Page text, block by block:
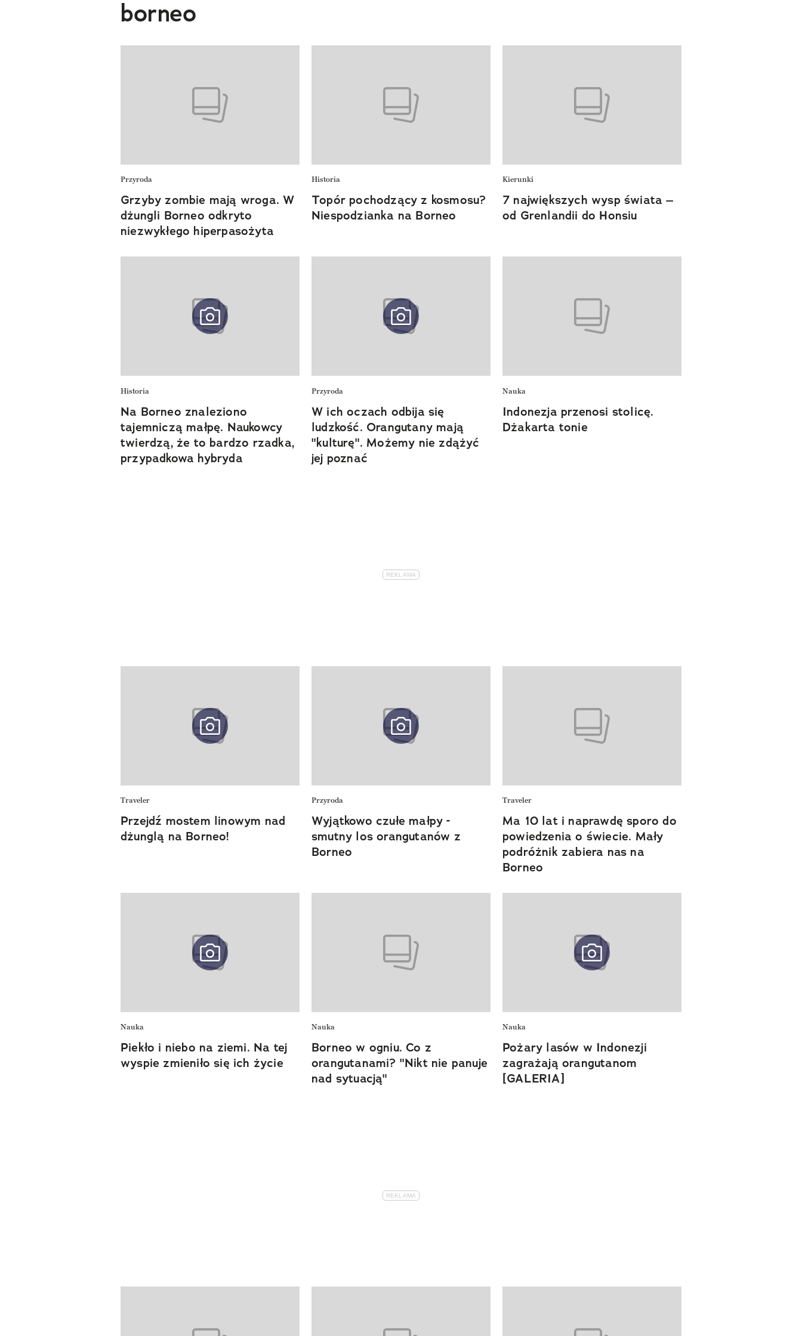
borneo
Przyroda
Grzyby zombie mają wroga. W
dżungli Borneo odkryto
niezwykłego hiperpasożyta
Historia
Topór pochodzący z kosmosu?
Niespodzianka na Borneo
Kierunki
7 największych wysp świata –
od Grenlandii do Honsiu
Historia
Na Borneo znaleziono
tajemniczą małpę. Naukowcy
twierdzą, że to bardzo rzadka,
przypadkowa hybryda
Przyroda
W ich oczach odbija się
ludzkość. Orangutany mają
"kulturę". Możemy nie zdążyć
jej poznać
Nauka
Indonezja przenosi stolicę.
Dżakarta tonie
Traveler
Przejdź mostem linowym nad
dżunglą na Borneo!
Przyroda
Wyjątkowo czułe małpy -
smutny los orangutanów z
Borneo
Traveler
Ma 10 lat i naprawdę sporo do
powiedzenia o świecie. Mały
podróżnik zabiera nas na
Borneo
Nauka
Piekło i niebo na ziemi. Na tej
wyspie zmieniło się ich życie
Nauka
Borneo w ogniu. Co z
orangutanami? "Nikt nie panuje
nad sytuacją"
Nauka
Pożary lasów w Indonezji
zagrażają orangutanom
[GALERIA]